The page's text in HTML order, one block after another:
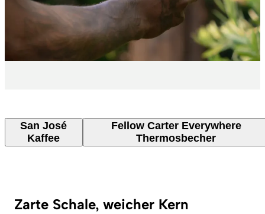
San José
Kaffee
Fellow Carter Everywhere
Thermosbecher
Zarte Schale, weicher Kern